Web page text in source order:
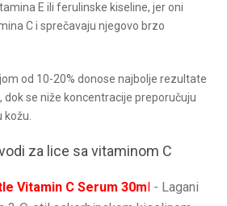
E ili ferulinske kiseline, jer oni
C i sprečavaju njegovo brzo
od 10-20% donose najbolje rezultate
dok se niže koncentracije preporučuju
kožu.
za lice sa vitaminom C
Vitamin C Serum 30m - Lagani